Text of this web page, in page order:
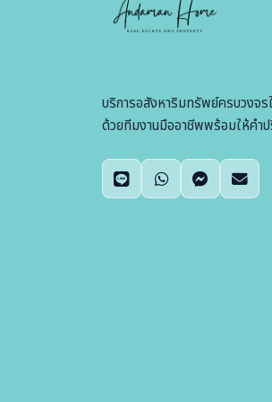
บริการอสังหาริมทรัพย์ครบวงจร
ด้วยทีมงานมืออาชีพพร้อมให้คำ